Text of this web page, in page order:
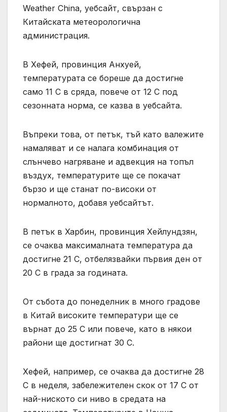
Weather China, уебсайт, свързан с
Китайската метеорологична
администрация.
В Хефей, провинция Анхуей,
температурата се бореше да достигне
само 11 C в сряда, повече от 12 C под
сезонната норма, се казва в уебсайта.
Въпреки това, от петък, тъй като валежите
намаляват и се налага комбинация от
слънчево нагряване и адвекция на топъл
въздух, температурите ще се покачат
бързо и ще станат по-високи от
нормалното, добавя уебсайтът.
В петък в Харбин, провинция Хейлундзян,
се очаква максималната температура да
достигне 21 C, отбелязвайки първия ден от
20 C в града за годината.
От събота до понеделник в много градове
в Китай високите температури ще се
върнат до 25 C или повече, като в някои
райони ще достигнат 30 C.
Хефей, например, се очаква да достигне 28
C в неделя, забележителен скок от 17 C от
най-ниското си ниво в средата на